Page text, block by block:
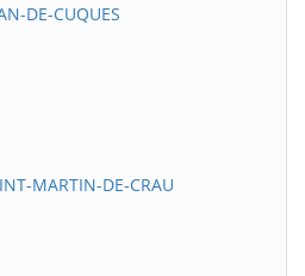
DE-CUQUES
MARTIN-DE-CRAU